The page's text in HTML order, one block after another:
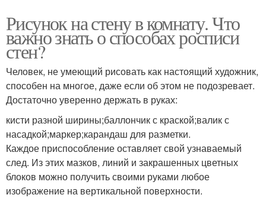
Рисунок на стену в комнату. Что
важно знать о способах росписи
стен?
Человек, не умеющий рисовать как настоящий художник,
способен на многое, даже если об этом не подозревает.
Достаточно уверенно держать в руках:
кисти разной ширины;баллончик с краской;валик с
насадкой;маркер;карандаш для разметки.
Каждое приспособление оставляет свой узнаваемый
след. Из этих мазков, линий и закрашенных цветных
блоков можно получить своими руками любое
изображение на вертикальной поверхности.